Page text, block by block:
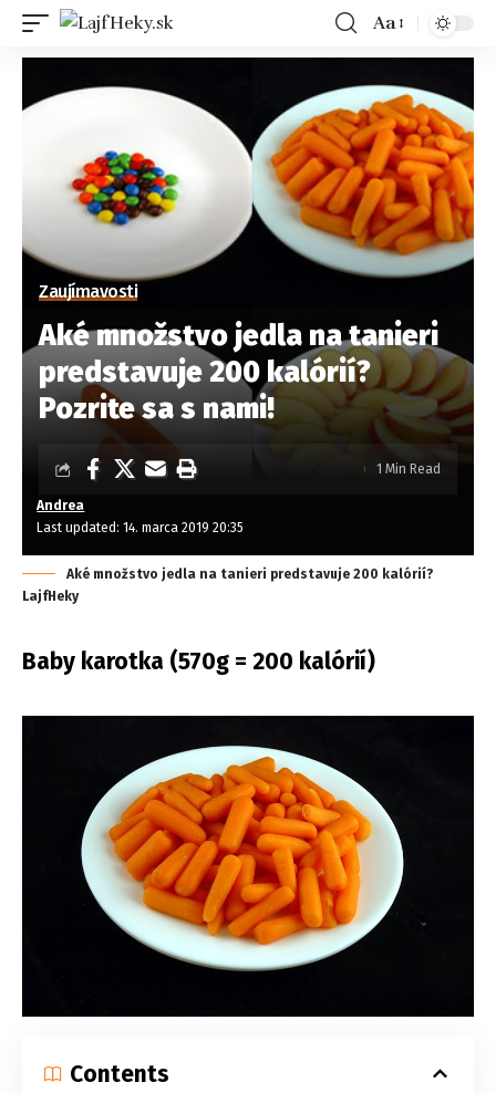
Aa
Zaujímavosti
Aké množstvo jedla na tanieri
predstavuje 200 kalórií?
Pozrite sa s nami!
Last updated: 14. marca 2019 20:35
Andrea
1 Min Read
Aké množstvo jedla na tanieri predstavuje 200 kalórií?
LajfHeky
Baby karotka (570g = 200 kalórií)
Contents